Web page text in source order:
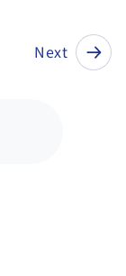
Next